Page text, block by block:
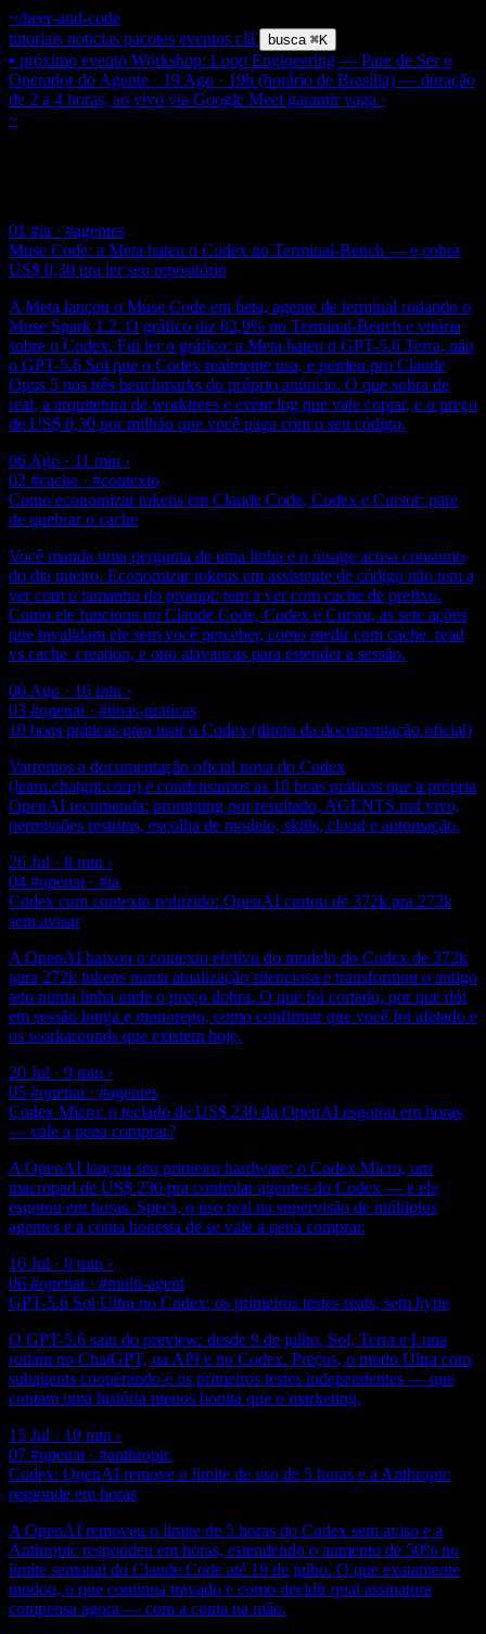
~/beer-and-code
tutoriais noticias pacotes eventos clã busca ⌘K
▪ próximo evento Workshop: Loop Engineering — Pare de Ser o
Operador do Agente · 19 Ago · 19h (horário de Brasília) — duração
de 2 a 4 horas, ao vivo via Google Meet garantir vaga ›
~
01 #ia · #agentes
Muse Code: a Meta bateu o Codex no Terminal-Bench — e cobra
US$ 0,30 pra ler seu repositório
A Meta lançou o Muse Code em beta, agente de terminal rodando o
Muse Spark 1.2. O gráfico diz 82,9% no Terminal-Bench e vitória
sobre o Codex. Fui ler o gráfico: a Meta bateu o GPT-5.6 Terra, não
o GPT-5.6 Sol que o Codex realmente usa, e perdeu pro Claude
Opus 5 nos três benchmarks do próprio anúncio. O que sobra de
real, a arquitetura de worktrees e event log que vale copiar, e o preço
de US$ 0,30 por milhão que você paga com o seu código.
06 Ago · 11 min ›
02 #cache · #contexto
Como economizar tokens em Claude Code, Codex e Cursor: pare
de quebrar o cache
Você manda uma pergunta de uma linha e o /usage acusa consumo
do dia inteiro. Economizar tokens em assistente de código não tem a
ver com o tamanho do prompt: tem a ver com cache de prefixo.
Como ele funciona no Claude Code, Codex e Cursor, as sete ações
que invalidam ele sem você perceber, como medir com cache_read
vs cache_creation, e oito alavancas para estender a sessão.
06 Ago · 16 min ›
03 #openai · #boas-praticas
10 boas práticas para usar o Codex (direto da documentação oficial)
Varremos a documentação oficial nova do Codex
(learn.chatgpt.com) e condensamos as 10 boas práticas que a própria
OpenAI recomenda: prompting por resultado, AGENTS.md vivo,
permissões restritas, escolha de modelo, skills, cloud e automação.
26 Jul · 8 min ›
04 #openai · #ia
Codex com contexto reduzido: OpenAI cortou de 372k pra 272k
sem avisar
A OpenAI baixou o contexto efetivo do modelo do Codex de 372k
para 272k tokens numa atualização silenciosa e transformou o antigo
teto numa linha onde o preço dobra. O que foi cortado, por que dói
em sessão longa e monorepo, como confirmar que você foi afetado e
os workarounds que existem hoje.
20 Jul · 9 min ›
05 #openai · #agentes
Codex Micro: o teclado de US$ 230 da OpenAI esgotou em horas
— vale a pena comprar?
A OpenAI lançou seu primeiro hardware: o Codex Micro, um
macropad de US$ 230 pra controlar agentes do Codex — e ele
esgotou em horas. Specs, o uso real na supervisão de múltiplos
agentes e a conta honesta de se vale a pena comprar.
16 Jul · 8 min ›
06 #openai · #multi-agent
GPT-5.6 Sol Ultra no Codex: os primeiros testes reais, sem hype
O GPT-5.6 saiu do preview: desde 9 de julho, Sol, Terra e Luna
rodam no ChatGPT, na API e no Codex. Preços, o modo Ultra com
subagents cooperando e os primeiros testes independentes — que
contam uma história menos bonita que o marketing.
15 Jul · 10 min ›
07 #openai · #anthropic
Codex: OpenAI remove o limite de uso de 5 horas e a Anthropic
responde em horas
A OpenAI removeu o limite de 5 horas do Codex sem aviso e a
Anthropic respondeu em horas, estendendo o aumento de 50% no
limite semanal do Claude Code até 19 de julho. O que exatamente
mudou, o que continua travado e como decidir qual assinatura
compensa agora — com a conta na mão.